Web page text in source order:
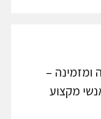
ומזמינה –
מקצוע